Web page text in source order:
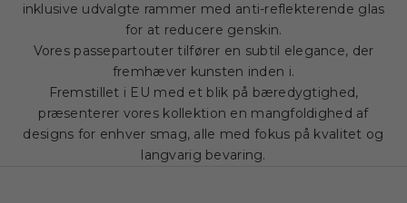
inklusive udvalgte rammer med anti-reflekterende glas
for at reducere genskin.
Vores passepartouter tilfører en subtil elegance, der
fremhæver kunsten inden i.
Fremstillet i EU med et blik på bæredygtighed,
præsenterer vores kollektion en mangfoldighed af
designs for enhver smag, alle med fokus på kvalitet og
langvarig bevaring.